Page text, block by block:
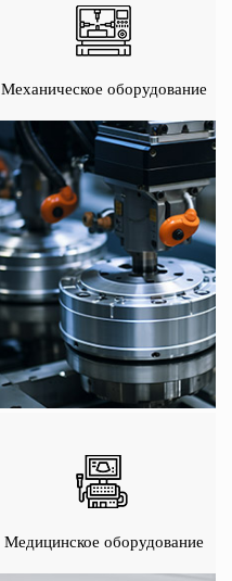
Механическое оборудование
Медицинское оборудование